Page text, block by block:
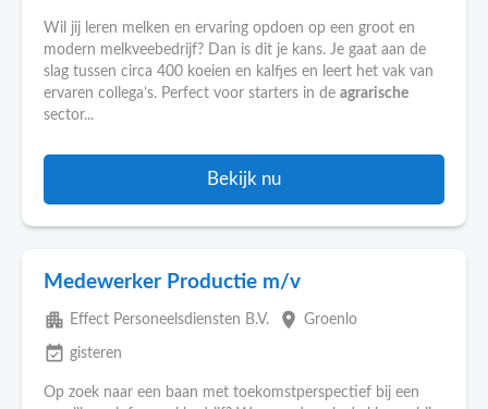
Wil jij leren melken en ervaring opdoen op een groot en
modern melkveebedrijf? Dan is dit je kans. Je gaat aan de
slag tussen circa 400 koeien en kalfjes en leert het vak van
ervaren collega’s. Perfect voor starters in de agrarische
sector...
Bekijk nu
Medewerker Productie m/v
apartment Effect Personeelsdiensten B.V. place Groenlo
event_available gisteren
Op zoek naar een baan met toekomstperspectief bij een